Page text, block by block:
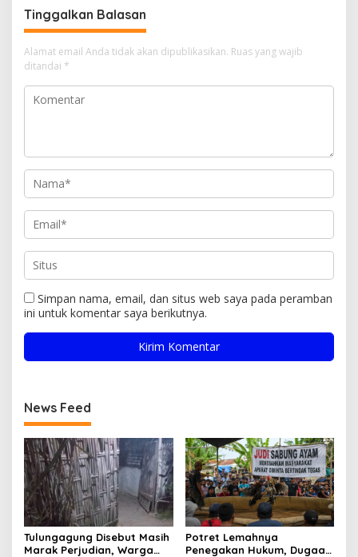
Tinggalkan Balasan
Alamat email Anda tidak akan dipublikasikan. Ruas yang wajib
ditandai *
Simpan nama, email, dan situs web saya pada peramban
ini untuk komentar saya berikutnya.
News Feed
Tulungagung Disebut Masih
Marak Perjudian, Warga
Potret Lemahnya
Penegakan Hukum, Dugaan